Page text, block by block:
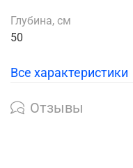
Глубина, см
50
Все характеристики
Отзывы